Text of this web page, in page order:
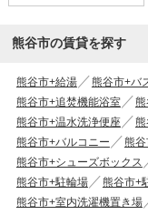
熊谷市の賃貸を探す
熊谷市+給湯 熊谷市+バ
熊谷市+追焚機能浴室
熊
熊谷市+温水洗浄便座
熊
熊谷市+バルコニー
熊
熊谷市+シューズボックス
熊谷市+駐輪場
熊谷市+
熊谷市+室内洗濯機置き場